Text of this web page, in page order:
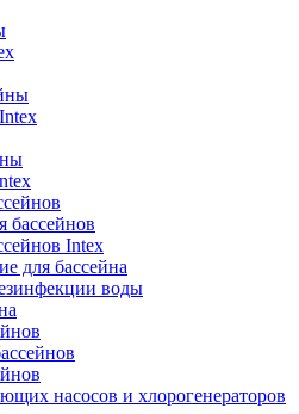
бассейнов
Intex
для бассейна
воды
насосов и хлорогенераторов